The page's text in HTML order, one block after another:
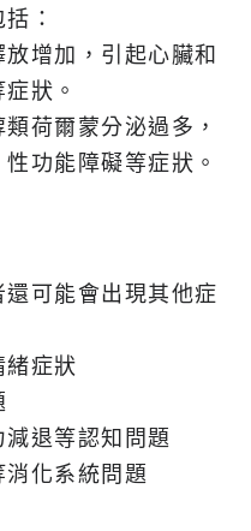
：
增加，引起心臟和
狀。
荷爾蒙分泌過多，
功能障礙等症狀。
可能會出現其他症
症狀
退等認知問題
化系統問題